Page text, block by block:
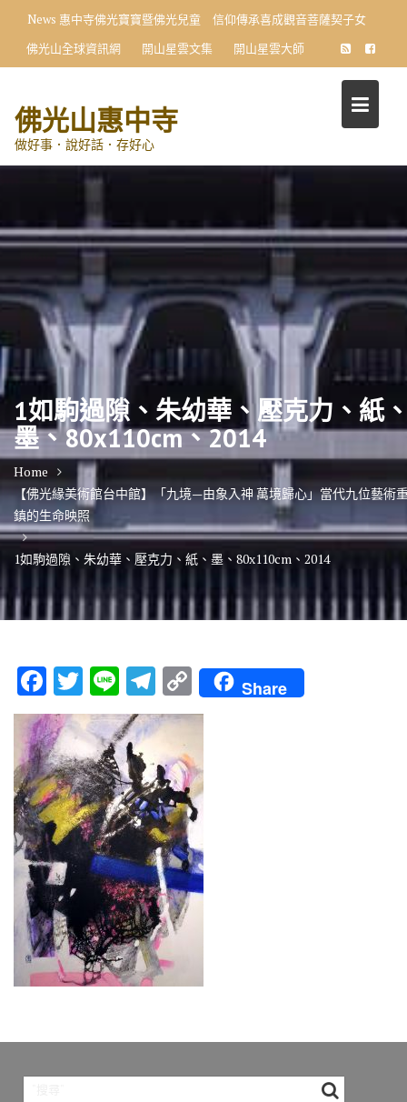
content
News 惠中寺佛光寶寶暨佛光兒童 信仰傳承喜成觀音菩薩契子女
佛光山全球資訊網
開山星雲文集 開山星雲大師
佛光山惠中寺
做好事．說好話．存好心
1如駒過隙、朱幼華、壓克力、紙
墨、80x110cm、2014
Home
【佛光緣美術館台中館】「九境—由象入神 萬境歸心」當代九位藝術
鎮的生命映照
1如駒過隙、朱幼華、壓克力、紙、墨、80x110cm、2014
F
ac
e
b
o
o
k
T
w
it
te
r
Li
n
e
T
el
e
gr
a
m
C
o
y
Li
n
k
Share